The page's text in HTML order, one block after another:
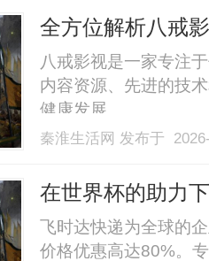
全方位解析八戒
八戒影视是一家专注
内容资源、先进的技
健康发展。......
秦淮生活网 发布于
在世界杯的助力
快递_上飞时达快
飞时达快递为全球的
价格优惠高达80%。